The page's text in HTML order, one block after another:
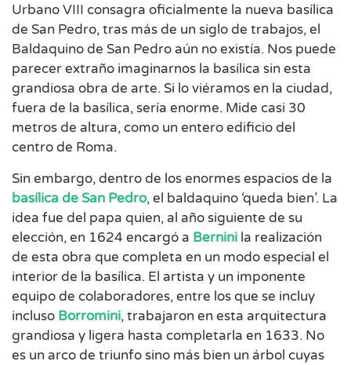
Urbano VIII consagra oficialmente la nueva basílica
de San Pedro, tras más de un siglo de trabajos, el
Baldaquino de San Pedro aún no existía. Nos puede
parecer extraño imaginarnos la basílica sin esta
grandiosa obra de arte. Si lo viéramos en la ciudad,
fuera de la basílica, sería enorme. Mide casi 30
metros de altura, como un entero edificio del
centro de Roma.
Sin embargo, dentro de los enormes espacios de la
basílica de San Pedro, el baldaquino ‘queda bien’. La
idea fue del papa quien, al año siguiente de su
elección, en 1624 encargó a Bernini la realización
de esta obra que completa en un modo especial el
interior de la basílica. El artista y un imponente
equipo de colaboradores, entre los que se incluy
incluso Borromini, trabajaron en esta arquitectura
grandiosa y ligera hasta completarla en 1633. No
es un arco de triunfo sino más bien un árbol cuyas